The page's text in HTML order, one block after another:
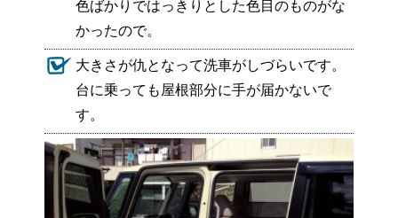
色ばかりではっきりとした色目のものがな
かったので。
大きさが仇となって洗車がしづらいです。
台に乗っても屋根部分に手が届かないで
す。